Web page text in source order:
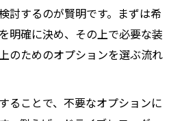
快適カーライフの鍵
さを左右するオプション選
討するのが賢明です。まずは希
明確に決め、その上で必要な装
のためのオプションを選ぶ流れ
ることで、不要なオプションに